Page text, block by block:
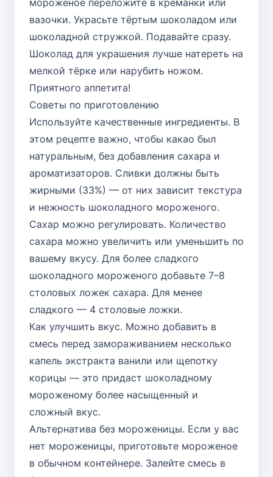
вазочки. Украсьте тёртым шоколадом или
шоколадной стружкой. Подавайте сразу.
Шоколад для украшения лучше натереть на
мелкой тёрке или нарубить ножом.
Приятного аппетита!
Советы по приготовлению
Используйте качественные ингредиенты. В
этом рецепте важно, чтобы какао был
натуральным, без добавления сахара и
ароматизаторов. Сливки должны быть
жирными (33%) — от них зависит текстура
и нежность шоколадного мороженого.
Сахар можно регулировать. Количество
сахара можно увеличить или уменьшить по
вашему вкусу. Для более сладкого
шоколадного мороженого добавьте 7–8
столовых ложек сахара. Для менее
сладкого — 4 столовые ложки.
Как улучшить вкус. Можно добавить в
смесь перед замораживанием несколько
капель экстракта ванили или щепотку
корицы — это придаст шоколадному
мороженому более насыщенный и
сложный вкус.
Альтернатива без мороженицы. Если у вас
нет мороженицы, приготовьте мороженое
в обычном контейнере. Залейте смесь в